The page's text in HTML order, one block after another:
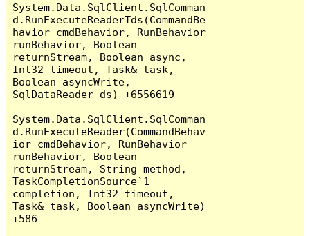
System.Data.SqlClient.SqlComman
d.RunExecuteReaderTds(CommandBe
havior cmdBehavior, RunBehavior
runBehavior, Boolean
returnStream, Boolean async,
Int32 timeout, Task& task,
Boolean asyncWrite,
SqlDataReader ds) +6556619
System.Data.SqlClient.SqlComman
d.RunExecuteReader(CommandBehav
ior cmdBehavior, RunBehavior
runBehavior, Boolean
returnStream, String method,
TaskCompletionSource`1
completion, Int32 timeout,
Task& task, Boolean asyncWrite)
+586